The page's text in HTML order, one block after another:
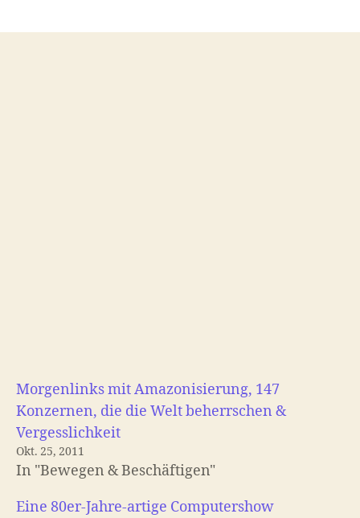
Morgenlinks mit Amazonisierung, 147
Konzernen, die die Welt beherrschen &
Vergesslichkeit
Okt. 25, 2011
In "Bewegen & Beschäftigen"
Eine 80er-Jahre-artige Computershow